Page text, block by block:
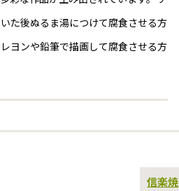
た後ぬるま湯につけて腐食させる方
ヨンや鉛筆で描画して腐食させる方
次
信楽焼